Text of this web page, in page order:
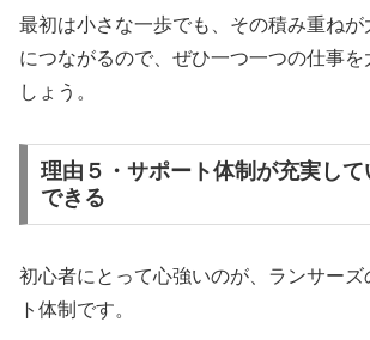
最初は小さな一歩でも、その積み重ね
につながるので、ぜひ一つ一つの仕事を
しょう。
理由５・サポート体制が充実し
できる
初心者にとって心強いのが、ランサーズ
ト体制です。